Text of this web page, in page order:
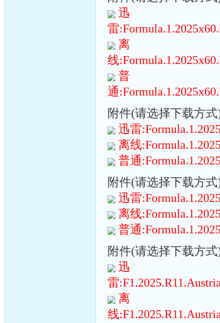
迅
雷
离
线
普
通
附件(请选择下载方
迅雷
离线
普通
附件(请选择下载方
迅雷
离线
普通
附件(请选择下载方
迅
雷
离
线